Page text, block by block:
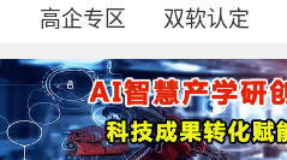
高企专区 双软认定